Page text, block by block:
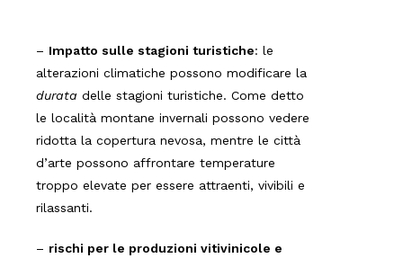
– Impatto sulle stagioni turistiche: le
alterazioni climatiche possono modificare la
durata delle stagioni turistiche. Come detto
le località montane invernali possono vedere
ridotta la copertura nevosa, mentre le città
d’arte possono affrontare temperature
troppo elevate per essere attraenti, vivibili e
rilassanti.
– rischi per le produzioni vitivinicole e